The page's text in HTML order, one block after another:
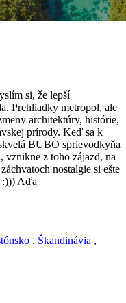
si, že lepší
Prehliadky metropol, ale
architektúry, histórie,
prírody. Keď sa k
BUBO sprievodkyňa
vznikne z toho zájazd, na
nostalgie si ešte
:))) Aďa
, Škandinávia ,